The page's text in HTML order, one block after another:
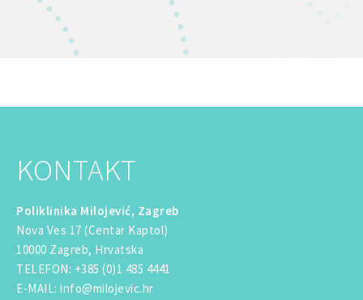
KONTAKT
Poliklinika Milojević, Zagreb
Nova Ves 17 (Centar Kaptol)
10000 Zagreb, Hrvatska
TELEFON: +385 (0)1 485 4441
E-MAIL: info@milojevic.hr